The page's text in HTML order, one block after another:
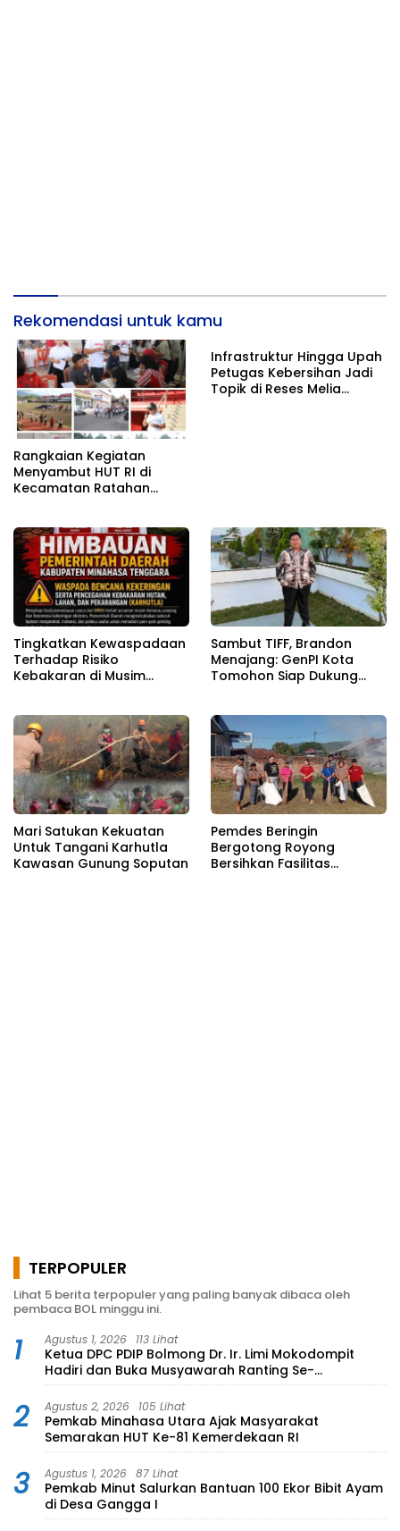
Rekomendasi untuk kamu
Rangkaian Kegiatan
Menyambut HUT RI di
Kecamatan Ratahan
Infrastruktur Hingga Upah
Petugas Kebersihan Jadi
Topik di Reses Melia
Tingkatkan Kewaspadaan
Terhadap Risiko
Kebakaran di Musim
Sambut TIFF, Brandon
Menajang: ​GenPI Kota
Tomohon Siap Dukung
Mari Satukan Kekuatan
Untuk Tangani Karhutla
Kawasan Gunung Soputan
Pemdes Beringin
Bergotong Royong
Bersihkan Fasilitas
TERPOPULER
Lihat 5 berita terpopuler yang paling banyak dibaca oleh
pembaca BOL minggu ini.
1 Agustus 1, 2026 113 Lihat
Ketua DPC PDIP Bolmong Dr. Ir. Limi Mokodompit
Hadiri dan Buka Musyawarah Ranting Se-
Kecamatan Lolayan
2 Agustus 2, 2026 105 Lihat
Pemkab Minahasa Utara Ajak Masyarakat
Semarakan HUT Ke-81 Kemerdekaan RI
3 Agustus 1, 2026 87 Lihat
Pemkab Minut Salurkan Bantuan 100 Ekor Bibit Ayam
di Desa Gangga I